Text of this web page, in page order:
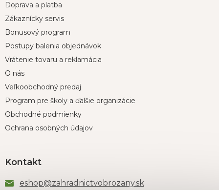
Doprava a platba
Zákaznícky servis
Bonusový program
Postupy balenia objednávok
Vrátenie tovaru a reklamácia
O nás
Veľkoobchodný predaj
Program pre školy a ďalšie organizácie
Obchodné podmienky
Ochrana osobných údajov
Kontakt
eshop@zahradnictvobrozany.sk